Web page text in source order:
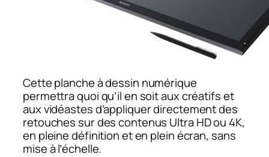
Cette planche à dessin numérique
permettra quoi qu’il en soit aux créatifs et
aux vidéastes d’appliquer directement des
retouches sur des contenus Ultra HD ou 4K,
en pleine définition et en plein écran, sans
mise à l’échelle.